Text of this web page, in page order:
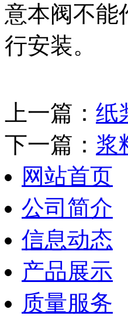
意本阀不能
行安装。
上一篇： 纸
下一篇： 浆
网站首页
公司简介
信息动态
产品展示
质量服务